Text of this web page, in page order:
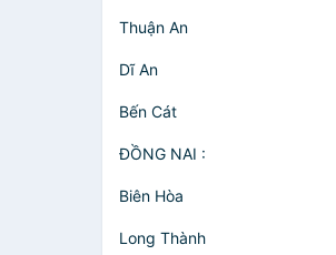
Thuận An
Dĩ An
Bến Cát
ĐỒNG NAI :
Biên Hòa
Long Thành